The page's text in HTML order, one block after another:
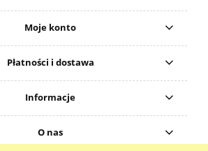
Moje konto
Płatności i dostawa
Informacje
O nas